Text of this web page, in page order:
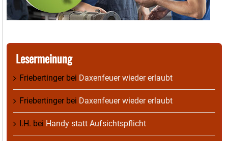
Lesermeinung
Friebertingerbei Daxenfeuer wieder erlaubt
Friebertingerbei Daxenfeuer wieder erlaubt
I.H. bei Handy statt Aufsichtspflicht